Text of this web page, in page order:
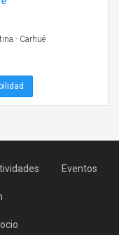
- Carhué
Eventos